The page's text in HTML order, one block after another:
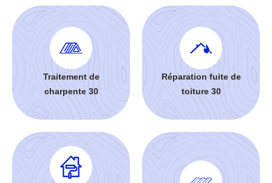
Traitement de
charpente 30
Réparation fuite de
toiture 30